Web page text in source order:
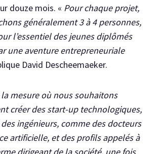
douze mois. « Pour chaque projet,
généralement 3 à 4 personnes,
l’essentiel des jeunes diplômés
une aventure entrepreneuriale
David Descheemaeker.
la mesure où nous souhaitons
créer des start-up technologiques,
ingénieurs, comme des docteurs
artificielle, et des profils appelés à